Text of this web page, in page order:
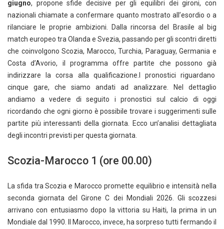
giugno, propone sfide decisive per gli equilibri dei gironi, con
nazionali chiamate a confermare quanto mostrato all’esordio o a
rilanciare le proprie ambizioni. Dalla rincorsa del Brasile al big
match europeo tra Olanda e Svezia, passando per gli scontri diretti
che coinvolgono Scozia, Marocco, Turchia, Paraguay, Germania e
Costa d’Avorio, il programma offre partite che possono già
indirizzare la corsa alla qualificazione.I pronostici riguardano
cinque gare, che siamo andati ad analizzare. Nel dettaglio
andiamo a vedere di seguito i pronostici sul calcio di oggi
ricordando che ogni giorno è possibile trovare i suggerimenti sulle
partite più interessanti della giornata. Ecco un’analisi dettagliata
degli incontri previsti per questa giornata.
Scozia-Marocco 1 (ore 00.00)
La sfida tra Scozia e Marocco promette equilibrio e intensità nella
seconda giornata del Girone C dei Mondiali 2026. Gli scozzesi
arrivano con entusiasmo dopo la vittoria su Haiti, la prima in un
Mondiale dal 1990. Il Marocco, invece, ha sorpreso tutti fermando il